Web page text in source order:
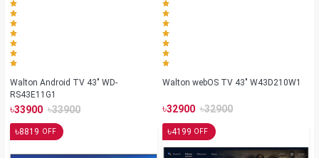
Walton Android TV 43" WD-
RS43E11G1
৳33900 ৳33900
Walton webOS TV 43" W43D210W1
৳32900 ৳32900
৳8819 OFF ৳4199 OFF